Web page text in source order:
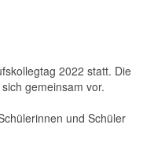
2022 statt. Die
gemeinsam vor.
und Schüler